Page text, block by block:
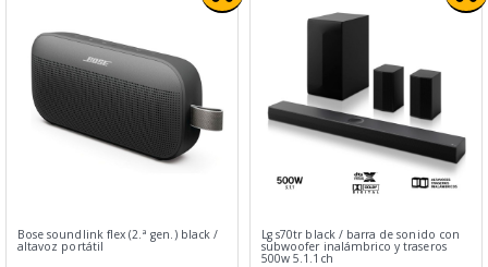
Bose soundlink flex (2.ª gen.) black /
altavoz portátil
Lg s70tr black / barra de sonido con
subwoofer inalámbrico y traseros
500w 5.1.1ch